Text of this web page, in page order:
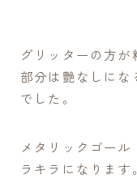
グリッターの方
部分は艶なしにな
でした。
メタリックゴー
ラキラになります。